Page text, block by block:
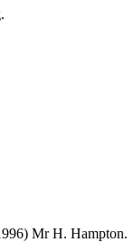
Mr H. Hampton.